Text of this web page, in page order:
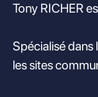
Tony RICHER
Spécialisé dans
les sites